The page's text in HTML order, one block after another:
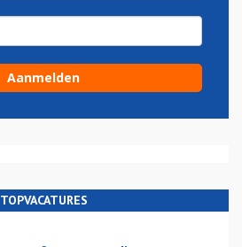
TOPVACATURES